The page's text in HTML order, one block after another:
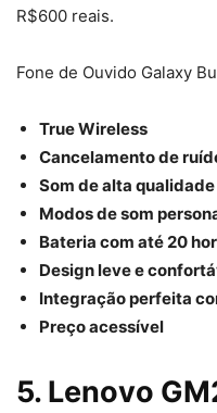
R$600 reais.
Fone de Ouvido Galaxy
True Wireless
Cancelamento de
Som de alta
Modos de som
Bateria com até 20
Design leve e
Integração perfeita
Preço acessível
5. Lenovo